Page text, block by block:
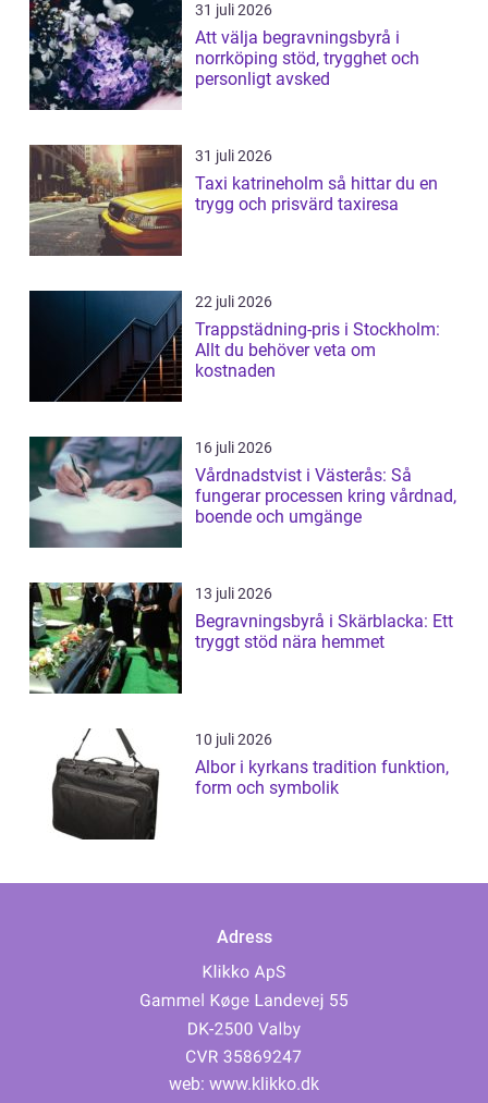
31 juli 2026
Att välja begravningsbyrå i
norrköping stöd, trygghet och
personligt avsked
31 juli 2026
Taxi katrineholm så hittar du en
trygg och prisvärd taxiresa
22 juli 2026
Trappstädning-pris i Stockholm:
Allt du behöver veta om
kostnaden
16 juli 2026
Vårdnadstvist i Västerås: Så
fungerar processen kring vårdnad,
boende och umgänge
13 juli 2026
Begravningsbyrå i Skärblacka: Ett
tryggt stöd nära hemmet
10 juli 2026
Albor i kyrkans tradition funktion,
form och symbolik
Adress
web: www.klikko.dk